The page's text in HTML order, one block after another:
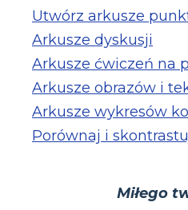
Utwórz arkusze
Arkusze dyskusji
Arkusze ćwiczeń na
Arkusze obrazów i
Arkusze wykresów
Porównaj i
Miłego